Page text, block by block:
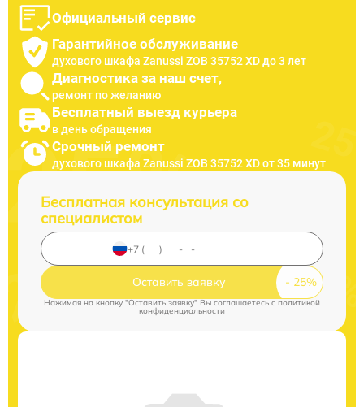
Официальный сервис
Гарантийное обслуживание
духового шкафа Zanussi ZOB 35752 XD до 3 лет
Диагностика за наш счет,
ремонт по желанию
Бесплатный выезд курьера
в день обращения
Срочный ремонт
духового шкафа Zanussi ZOB 35752 XD от 35 минут
Бесплатная консультация со
специалистом
Оставить заявку
Нажимая на кнопку "Оставить заявку" Вы соглашаетесь cполитикой
конфиденциальности